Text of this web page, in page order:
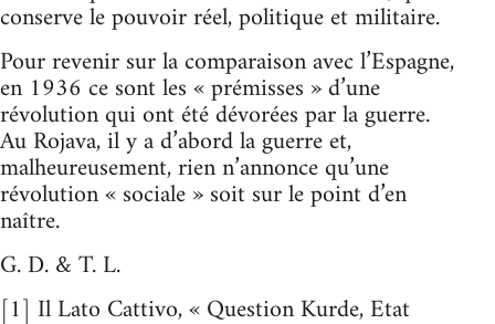
conserve le pouvoir réel, politique et militaire.
Pour revenir sur la comparaison avec l’Espagne,
en 1936 ce sont les « prémisses » d’une
révolution qui ont été dévorées par la guerre.
Au Rojava, il y a d’abord la guerre et,
malheureusement, rien n’annonce qu’une
révolution « sociale » soit sur le point d’en
naître.
G. D. & T. L.
[1] Il Lato Cattivo, « Question Kurde, Etat